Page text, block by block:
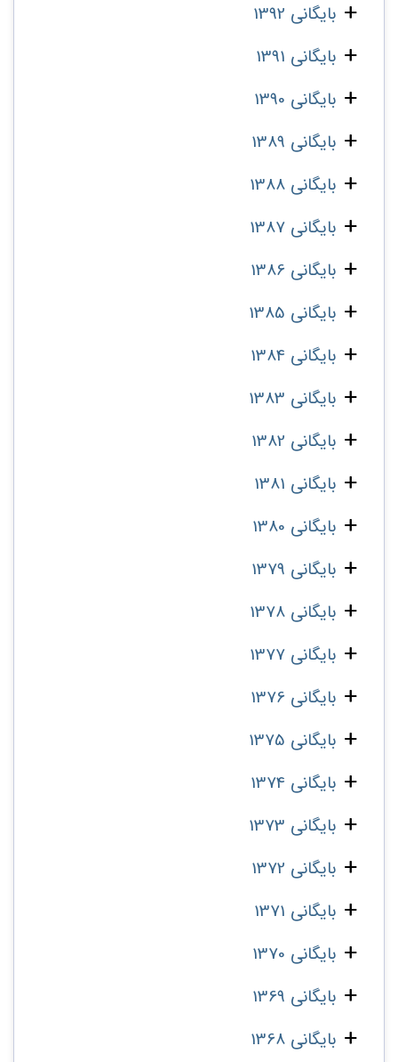
بایگانی 1392
بایگانی 1391
بایگانی 1390
بایگانی 1389
بایگانی 1388
بایگانی 1387
بایگانی 1386
بایگانی 1385
بایگانی 1384
بایگانی 1383
بایگانی 1382
بایگانی 1381
بایگانی 1380
بایگانی 1379
بایگانی 1378
بایگانی 1377
بایگانی 1376
بایگانی 1375
بایگانی 1374
بایگانی 1373
بایگانی 1372
بایگانی 1371
بایگانی 1370
بایگانی 1369
بایگانی 1368